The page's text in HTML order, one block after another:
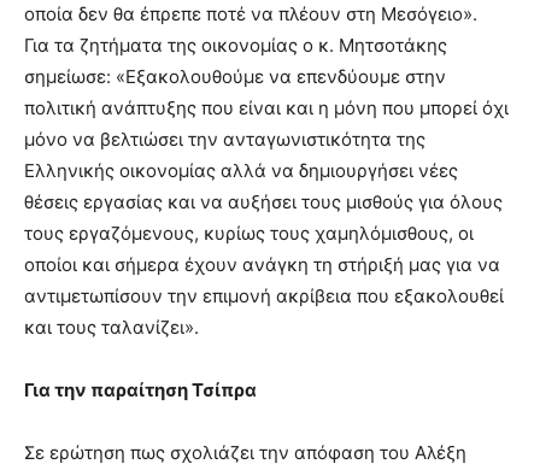
οποία δεν θα έπρεπε ποτέ να πλέουν στη Μεσόγειο».
Για τα ζητήματα της οικονομίας ο κ. Μητσοτάκης
σημείωσε: «Εξακολουθούμε να επενδύουμε στην
πολιτική ανάπτυξης που είναι και η μόνη που μπορεί όχι
μόνο να βελτιώσει την ανταγωνιστικότητα της
Ελληνικής οικονομίας αλλά να δημιουργήσει νέες
θέσεις εργασίας και να αυξήσει τους μισθούς για όλους
τους εργαζόμενους, κυρίως τους χαμηλόμισθους, οι
οποίοι και σήμερα έχουν ανάγκη τη στήριξή μας για να
αντιμετωπίσουν την επιμονή ακρίβεια που εξακολουθεί
και τους ταλανίζει».
Για την παραίτηση Τσίπρα
Σε ερώτηση πως σχολιάζει την απόφαση του Αλέξη